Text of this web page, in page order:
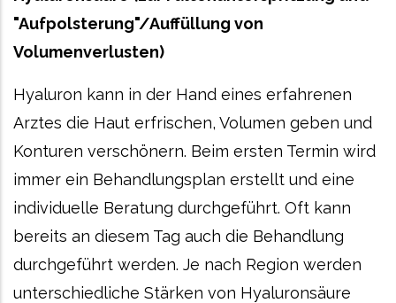
"Aufpolsterung"/Auffüllung von
Volumenverlusten)
Hyaluron kann in der Hand eines erfahrenen
Arztes die Haut erfrischen, Volumen geben und
Konturen verschönern. Beim ersten Termin wird
immer ein Behandlungsplan erstellt und eine
individuelle Beratung durchgeführt. Oft kann
bereits an diesem Tag auch die Behandlung
durchgeführt werden. Je nach Region werden
unterschiedliche Stärken von Hyaluronsäure